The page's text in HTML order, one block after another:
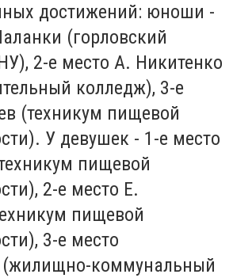
достижений: юноши -
(горловский
2-е место А. Никитенко
колледж), 3-е
(техникум пищевой
У девушек - 1-е место
пищевой
2-е место Е.
пищевой
3-е место
(жилищно-коммунальный